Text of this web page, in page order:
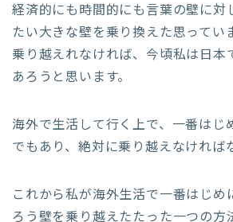
経済的にも時間的にも言葉の壁に対
たい大きな壁を乗り換えた思ってい
乗り越えれなければ、今頃私は日本
あろうと思います。
海外で生活して行く上で、一番はじ
でもあり、絶対に乗り越えなければ
これから私が海外生活で一番はじめ
ろう壁を乗り越えたたった一つの方